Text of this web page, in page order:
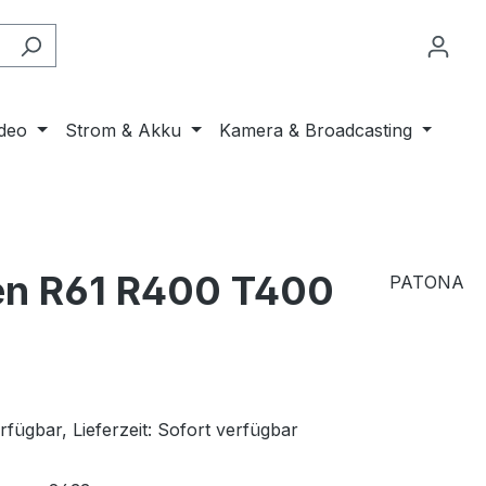
Strom & Akku
Kamera & Broadcasting
R61 R400 T400
PATONA
Lieferzeit: Sofort verfügbar